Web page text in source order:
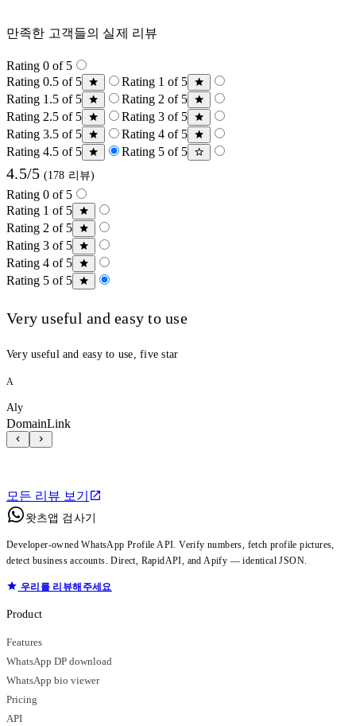
만족한 고객들의 실제 리뷰
Rating 0 of 5
Rating 0.5 of 5
Rating 1 of 5
Rating 1.5 of 5
Rating 2 of 5
Rating 2.5 of 5
Rating 3 of 5
Rating 3.5 of 5
Rating 4 of 5
Rating 4.5 of 5
Rating 5 of 5
4.5/5 (178 리뷰)
Rating 0 of 5
Rating 1 of 5
Rating 2 of 5
Rating 3 of 5
Rating 4 of 5
Rating 5 of 5
Very useful and easy to use
Very useful and easy to use, five star
A
Aly
DomainLink
모든 리뷰 보기
왓츠앱 검사기
Developer-owned WhatsApp Profile API. Verify numbers, fetch profile pictures,
detect business accounts. Direct, RapidAPI, and Apify — identical JSON.
우리를 리뷰해주세요
Product
Features
WhatsApp DP download
WhatsApp bio viewer
Pricing
API